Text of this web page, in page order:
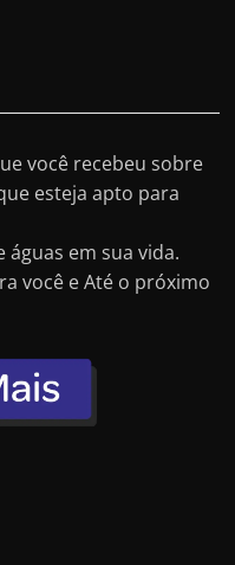
você recebeu sobre
esteja apto para
em sua vida.
você e Até o próximo